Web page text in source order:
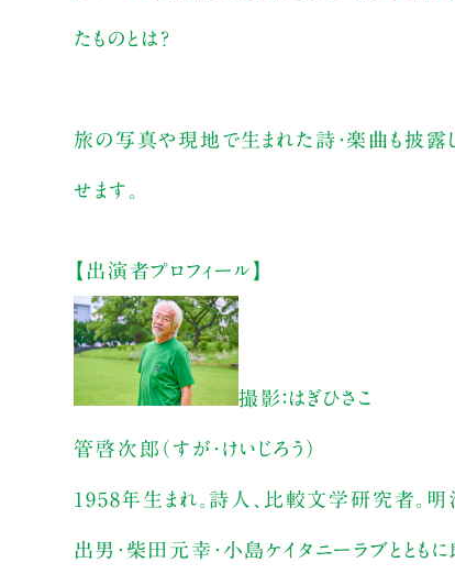
たものとは？
旅の写真や現地で生まれた詩・楽曲も披露
せます。
【出演者プロフィール】
撮影：はぎひさこ
管啓次郎（すが・けいじろう）
1958年生まれ。詩人、比較文学研究者。
出男・柴田元幸・小島ケイタニーラブとと